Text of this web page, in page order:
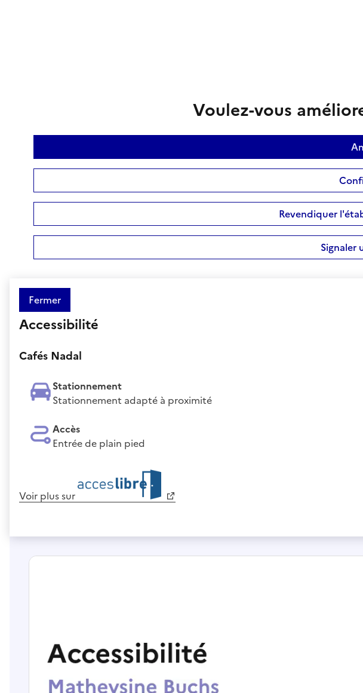
Voulez-vous
Revendiquer
Signaler
Fermer
Accessibilité
Cafés Nadal
Stationnement
Stationnement adapté à proximité
Accès
Entrée de plain pied
Voir plus sur